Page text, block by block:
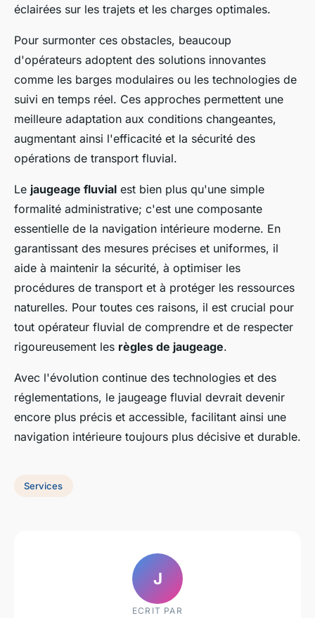
éclairées sur les trajets et les charges optimales.
Pour surmonter ces obstacles, beaucoup
d'opérateurs adoptent des solutions innovantes
comme les barges modulaires ou les technologies de
suivi en temps réel. Ces approches permettent une
meilleure adaptation aux conditions changeantes,
augmentant ainsi l'efficacité et la sécurité des
opérations de transport fluvial.
Le jaugeage fluvial est bien plus qu'une simple
formalité administrative; c'est une composante
essentielle de la navigation intérieure moderne. En
garantissant des mesures précises et uniformes, il
aide à maintenir la sécurité, à optimiser les
procédures de transport et à protéger les ressources
naturelles. Pour toutes ces raisons, il est crucial pour
tout opérateur fluvial de comprendre et de respecter
rigoureusement les règles de jaugeage.
Avec l'évolution continue des technologies et des
réglementations, le jaugeage fluvial devrait devenir
encore plus précis et accessible, facilitant ainsi une
navigation intérieure toujours plus décisive et durable.
Services
J
ECRIT PAR